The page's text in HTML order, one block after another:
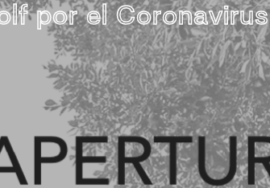
por el Coronavirus